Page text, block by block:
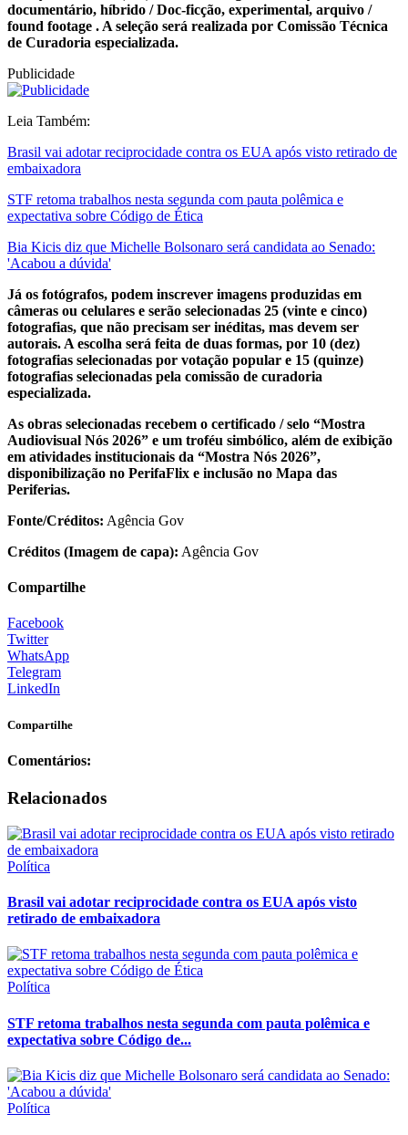
documentário, híbrido / Doc-ficção, experimental, arquivo /
found footage . A seleção será realizada por Comissão Técnica
de Curadoria especializada.
Publicidade
Leia Também:
Brasil vai adotar reciprocidade contra os EUA após visto retirado de
embaixadora
STF retoma trabalhos nesta segunda com pauta polêmica e
expectativa sobre Código de Ética
Bia Kicis diz que Michelle Bolsonaro será candidata ao Senado:
'Acabou a dúvida'
Já os fotógrafos, podem inscrever imagens produzidas em
câmeras ou celulares e serão selecionadas 25 (vinte e cinco)
fotografias, que não precisam ser inéditas, mas devem ser
autorais. A escolha será feita de duas formas, por 10 (dez)
fotografias selecionadas por votação popular e 15 (quinze)
fotografias selecionadas pela comissão de curadoria
especializada.
As obras selecionadas recebem o certificado / selo “Mostra
Audiovisual Nós 2026” e um troféu simbólico, além de exibição
em atividades institucionais da “Mostra Nós 2026”,
disponibilização no PerifaFlix e inclusão no Mapa das
Periferias.
Fonte/Créditos: Agência Gov
Créditos (Imagem de capa): Agência Gov
Compartilhe
Facebook
Twitter
WhatsApp
Telegram
LinkedIn
Compartilhe
Comentários:
Relacionados
Política
Brasil vai adotar reciprocidade contra os EUA após visto
retirado de embaixadora
Política
STF retoma trabalhos nesta segunda com pauta polêmica e
expectativa sobre Código de...
Política